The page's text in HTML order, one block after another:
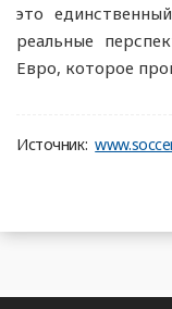
это
реальные
Евро, которое
Источник: